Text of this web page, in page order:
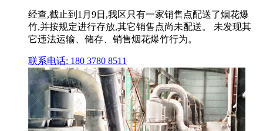
经查,截止到1月9日,我区只有一家销售点配送了烟花爆
竹,并按规定进行存放,其它销售点尚未配送。 未发现其
它违法运输、储存、销售烟花爆竹行为。
联系电话: 180 3780 8511